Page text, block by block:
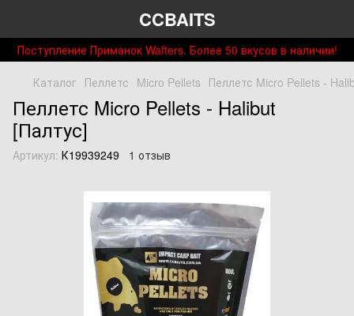
CCBAITS
Поступление Приманок Wafters. Более 50 вкусов в наличии!
Каталог Пеллетс Micro Pellets Пеллетс Micro Pellets -
Пеллетс Micro Pellets - Halibut
[Палтус]
Артикул: К19939249 1 отзыв